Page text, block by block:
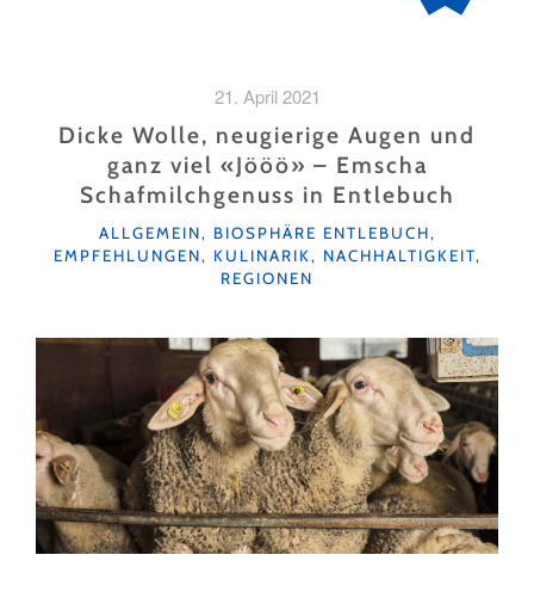
21. April 2021
Dicke Wolle, neugierige Augen und
ganz viel «Jööö» – Emscha
Schafmilchgenuss in Entlebuch
KATEGORIEN
ALLGEMEIN, BIOSPHÄRE ENTLEBUCH,
EMPFEHLUNGEN, KULINARIK, NACHHALTIGKEIT,
REGIONEN